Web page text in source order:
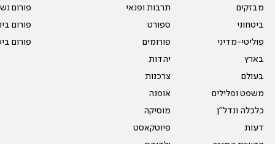
מבזקים
ביטחוני
פוליטי-מדיני
בארץ
בעולם
משפט ופלילים
כלכלה ונדל"ן
דעות
תרבות ופנאי
ספורט
פורומים
יהדות
צרכנות
אופנה
מוסיקה
פיוטקאסט
פורום
פורום
פורום